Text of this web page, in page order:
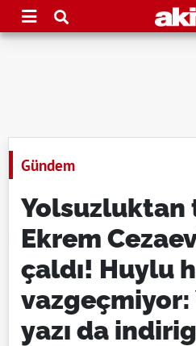
Gündem
Ekrem
çaldı! Huylu
vazgeçmiyor:
yazı da